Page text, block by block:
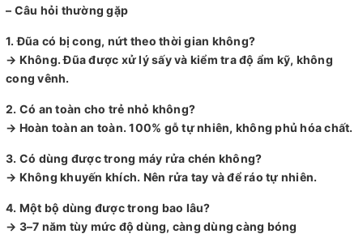
– Câu hỏi thường gặp
1. Đũa có bị cong, nứt theo thời gian không?
→ Không. Đũa được xử lý sấy và kiểm tra độ ẩm kỹ, không
cong vênh.
2. Có an toàn cho trẻ nhỏ không?
→ Hoàn toàn an toàn. 100% gỗ tự nhiên, không phủ hóa chất.
3. Có dùng được trong máy rửa chén không?
→ Không khuyến khích. Nên rửa tay và để ráo tự nhiên.
4. Một bộ dùng được trong bao lâu?
→ 3–7 năm tùy mức độ dùng, càng dùng càng bóng